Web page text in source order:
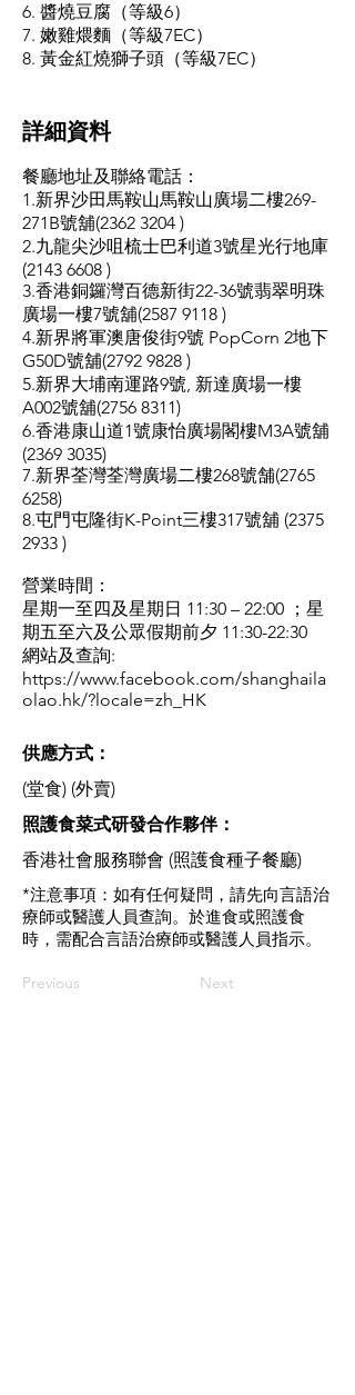
6. 醬燒豆腐（等級6）
7. 嫩雞煨麵（等級7EC）
8. 黃金紅燒獅子頭（等級7EC）
​詳細資料
餐廳地址及聯絡電話：
1.新界沙田馬鞍山馬鞍山廣場二樓269-
271B號舖(2362 3204 )
2.九龍尖沙咀梳士巴利道3號星光行地庫
(2143 6608 )
3.香港銅鑼灣百德新街22-36號翡翠明珠
廣場一樓7號舖(2587 9118 )
4.新界將軍澳唐俊街9號 PopCorn 2地下
G50D號舖(2792 9828 )
5.新界大埔南運路9號, 新達廣場一樓
A002號舖(2756 8311)
6.香港康山道1號康怡廣場閣樓M3A號舖
(2369 3035)
7.新界荃灣荃灣廣場二樓268號舗(2765
6258)
8.屯門屯隆街K-Point三樓317號舖 (2375
2933 )
營業時間：
星期一至四及星期日 11:30 – 22:00 ；星
期五至六及公眾假期前夕 11:30-22:30
網站及查詢:
https://www.facebook.com/shanghaila
olao.hk/?locale=zh_HK
供應方式：
(堂食) (外賣)
​照護食菜式研發合作夥伴：
香港社會服務聯會 (照護食種子餐廳)
*注意事項：如有任何疑問，請先向言語治
療師或醫護人員查詢。於進食或照護食
時，需配合言語治療師或醫護人員指示。
Previous Next